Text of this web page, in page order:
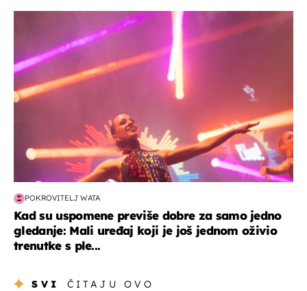
POKROVITELJ WATA
Kad su uspomene previše dobre za samo jedno
gledanje: Mali uređaj koji je još jednom oživio
trenutke s ple...
SVI ČITAJU OVO